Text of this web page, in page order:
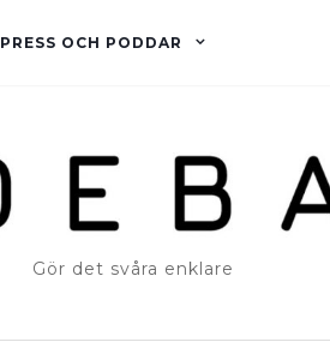
PRESS OCH PODDAR
Gör det svåra enklare